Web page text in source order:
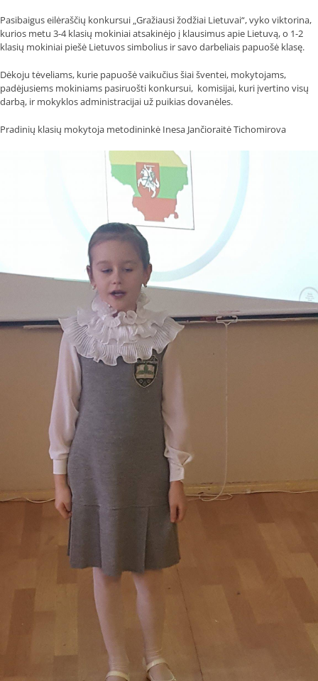
Pasibaiguseilėraščių konkursui „Gražiausi žodžiai Lietuvai“, vyko viktorina,
kurios metu 3-4 klasių mokiniai atsakinėjo į klausimus apie Lietuvą, o 1-2
klasių mokiniai piešė Lietuvos simbolius ir savo darbeliais papuošė klasę.
Dėkoju tėveliams, kurie papuošė vaikučius šiai šventei, mokytojams,
padėjusiems mokiniams pasiruošti konkursui, komisijai, kuri įvertino visų
darbą, ir mokyklos administracijai už puikias dovanėles.
Pradinių klasių mokytoja metodininkė Inesa Jančioraitė Tichomirova